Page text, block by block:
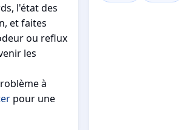
l'état des
et faites
ou reflux
les
à
pour une